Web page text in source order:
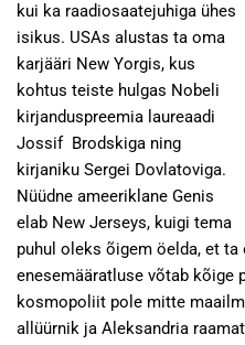
kui ka raadiosaatejuhiga ühes
isikus. USAs alustas ta oma
karjääri New Yorgis, kus
kohtus teiste hulgas Nobeli
kirjanduspreemia laureaadi
Jossif Brodskiga ning
kirjaniku Sergei Dovlatoviga.
Nüüdne ameeriklane Genis
elab New Jerseys, kuigi tema
puhul oleks õigem öelda, et ta
enesemääratluse võtab kõige
kosmopoliit pole mitte
allüürnik ja Aleksandria